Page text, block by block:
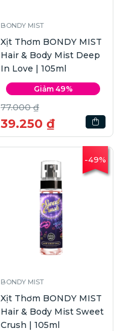
BONDY MIST
Xịt Thơm BONDY MIST
Hair & Body Mist Deep
In Love | 105ml
Giảm 49%
77.000 ₫
39.250 ₫
-49%
BONDY MIST
Xịt Thơm BONDY MIST
Hair & Body Mist Sweet
Crush | 105ml